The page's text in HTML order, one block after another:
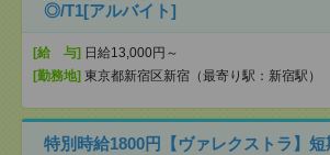
◎/T1[アルバイト]
[給 与] 日給13,000円～
[勤務地] 東京都新宿区新宿（最寄り駅：新宿駅）
特別時給1800円【ヴァレクストラ】